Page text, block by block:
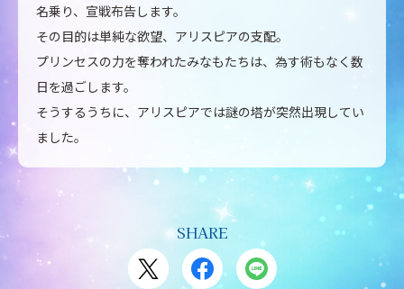
名乗り、宣戦布告します。
その目的は単純な欲望、アリスピアの支配。
プリンセスの力を奪われたみなもたちは、為す術もなく数
日を過ごします。
そうするうちに、アリスピアでは謎の塔が突然出現してい
ました。
SHARE